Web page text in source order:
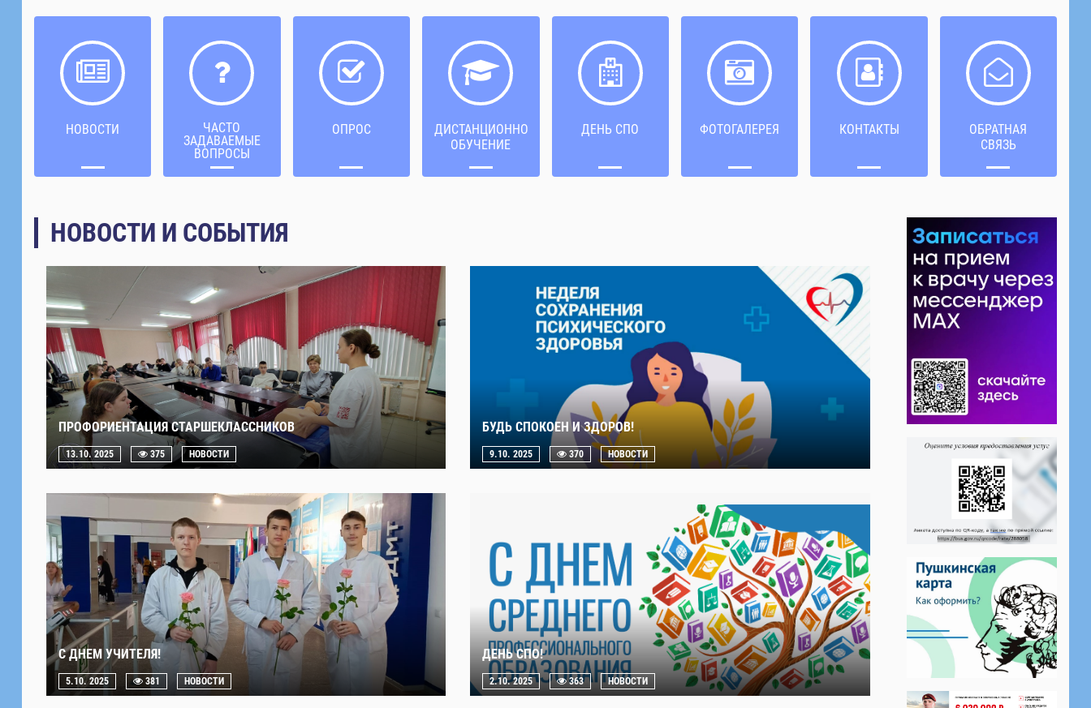
НОВОСТИ
ЧАСТО
ЗАДАВАЕМЫЕ
ВОПРОСЫ
ОПРОС
ДИСТАНЦИОННОЕ
ОБУЧЕНИЕ
ДЕНЬ СПО ФОТОГАЛЕРЕЯ КОНТАКТЫ
ОБРАТНАЯ
СВЯЗЬ
НОВОСТИ И СОБЫТИЯ
ПРОФОРИЕНТАЦИЯ СТАРШЕКЛАССНИКОВ
13.10. 2025 375 НОВОСТИ
БУДЬ СПОКОЕН И ЗДОРОВ!
9.10. 2025 370 НОВОСТИ
С ДНЕМ УЧИТЕЛЯ!
5.10. 2025 381 НОВОСТИ
ДЕНЬ СПО!
2.10. 2025 363 НОВОСТИ